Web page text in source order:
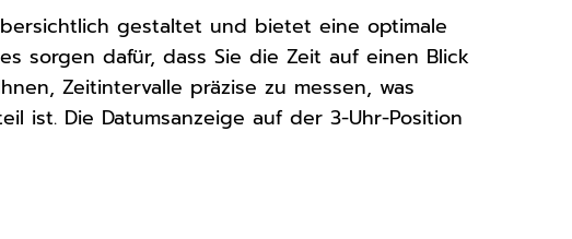
gestaltet und bietet eine optimale
sorgen dafür, dass Sie die Zeit auf einen Blick
Zeitintervalle präzise zu messen, was
ist. Die Datumsanzeige auf der 3-Uhr-Position